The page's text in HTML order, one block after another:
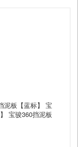
泥板【蓝标】 宝
宝骏360挡泥板